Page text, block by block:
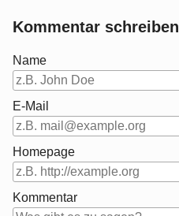
Kommentar schreiben
Name
E-Mail
Homepage
Kommentar